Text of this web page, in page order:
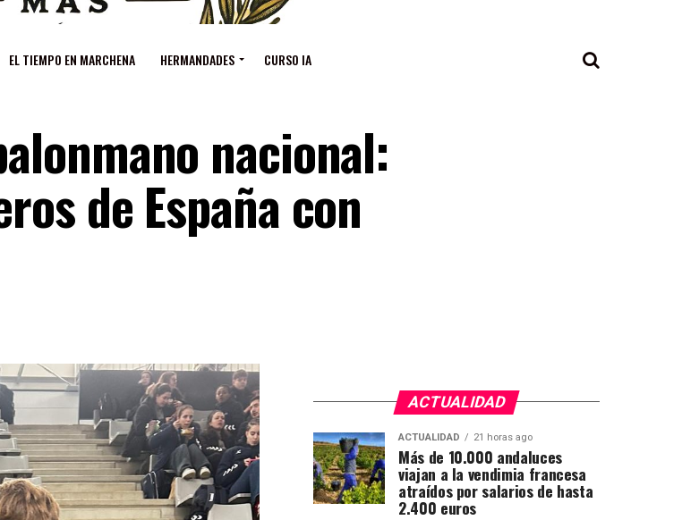
EL TIEMPO EN MARCHENA HERMANDADES CURSO IA
nacional:
de España con
ACTUALIDAD
ACTUALIDAD 21 horas ago
Más de 10.000 andaluces
viajan a la vendimia francesa
atraídos por salarios de hasta
2.400 euros